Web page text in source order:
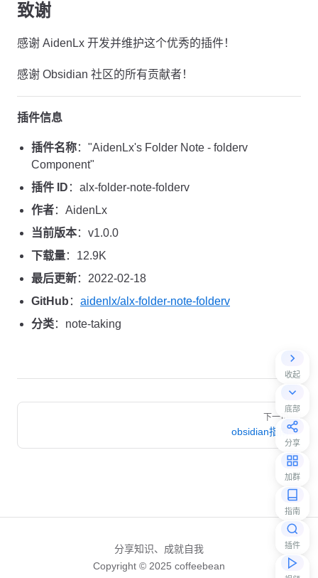
收起
底部
分享
加群
指南
插件
致谢
感谢 AidenLx 开发并维护这个优秀的插件！
感谢 Obsidian 社区的所有贡献者！
插件信息
插件名称："AidenLx's Folder Note - folderv
Component"
插件 ID ：alx-folder-note-folderv
作者：AidenLx
当前版本：v1.0.0
下载量：12.9K
最后更新：2022-02-18
GitHub ： aidenlx/alx-folder-note-folderv
分类：note-taking
Pager
下一页
obsidian指南
分享知识、成就自我
Copyright © 2025 coffeebean